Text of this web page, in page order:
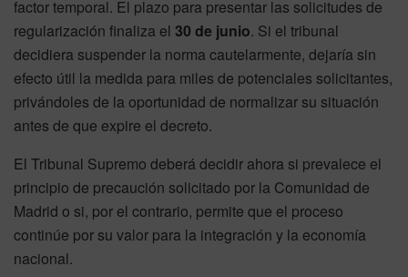
factor temporal. El plazo para presentar las solicitudes de
regularización finaliza el 30 de junio. Si el tribunal
decidiera suspender la norma cautelarmente, dejaría sin
efecto útil la medida para miles de potenciales solicitantes,
privándoles de la oportunidad de normalizar su situación
antes de que expire el decreto.
El Tribunal Supremo deberá decidir ahora si prevalece el
principio de precaución solicitado por la Comunidad de
Madrid o si, por el contrario, permite que el proceso
continúe por su valor para la integración y la economía
nacional.